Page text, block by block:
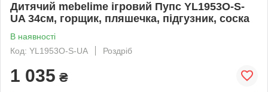
Дитячий mebelime ігровий Пупс YL1953O-S-
UA 34см, горщик, пляшечка, підгузник, соска
В наявності
Код: YL1953O-S-UA
Роздріб
1 035 ₴